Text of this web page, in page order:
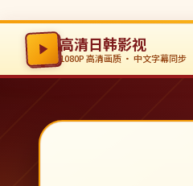
高清日韩影视
1080P 高清画质 · 中文字幕同步